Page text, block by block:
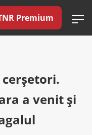
Premium
a venit şi